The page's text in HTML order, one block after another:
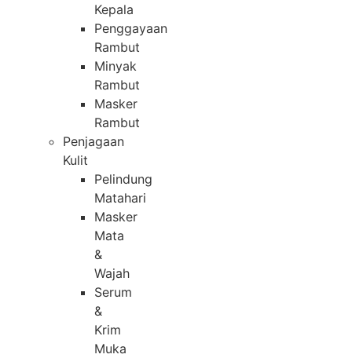
Kepala
Penggayaan
Rambut
Minyak
Rambut
Masker
Rambut
Penjagaan
Kulit
Pelindung
Matahari
Masker
Mata
&
Wajah
Serum
&
Krim
Muka